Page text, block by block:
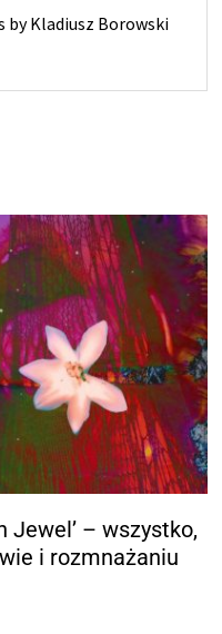
by Kladiusz Borowski
Jewel’ – wszystko,
i rozmnażaniu